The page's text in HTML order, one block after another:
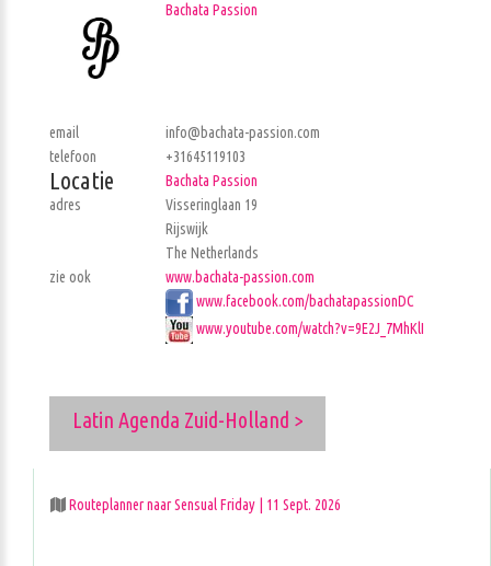
Bachata Passion
email
info@bachata-passion.com
telefoon
+31645119103
Locatie
Bachata Passion
adres
Visseringlaan 19
Rijswijk
The Netherlands
zie ook
www.bachata-passion.com
www.facebook.com/bachatapassionDC
www.youtube.com/watch?v=9E2J_7MhKlI
Latin Agenda Zuid-Holland >
Routeplanner naar Sensual Friday | 11 Sept. 2026